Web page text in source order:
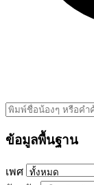
ข้อมูลพื้นฐาน
เพศ